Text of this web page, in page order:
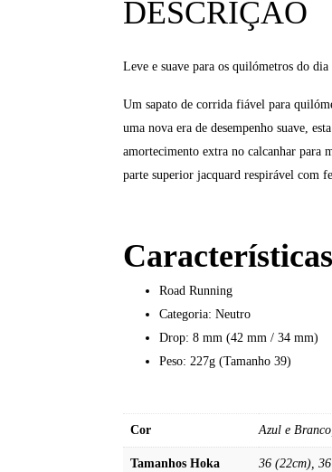
DESCRIÇÃO
Leve e suave para os quilómetros do dia
Um sapato de corrida fiável para
uma nova era de desempenho suave,
amortecimento extra no calcanhar para
parte superior jacquard respirável com
Características
Road Running
Categoria: Neutro
Drop: 8 mm (42 mm / 34 mm)
Peso: 227g (Tamanho 39)
Cor Azul e
Tamanhos Hoka 36 (22cm),